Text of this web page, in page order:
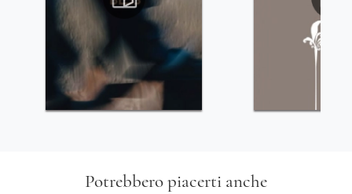
Potrebbero piacerti anche